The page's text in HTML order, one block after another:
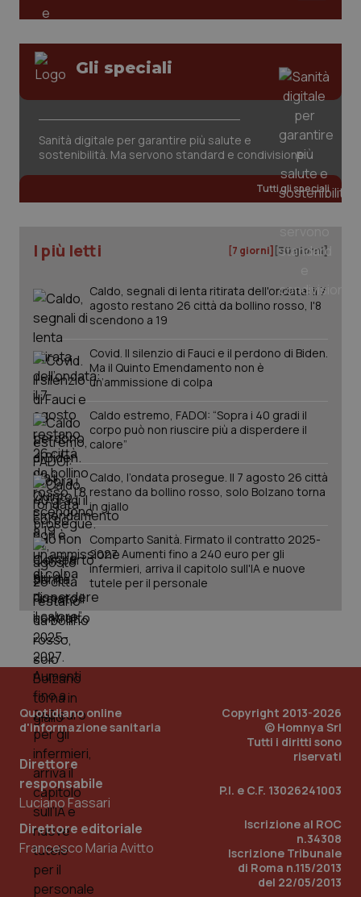
Gli speciali
Sanità digitale per garantire più salute e
sostenibilità. Ma servono standard e condivisione
Tutti gli speciali
I più letti [7 giorni] [30 giorni]
Caldo, segnali di lenta ritirata dell'ondata: il 7
agosto restano 26 città da bollino rosso, l'8
scendono a 19
Covid. Il silenzio di Fauci e il perdono di Biden.
Ma il Quinto Emendamento non è
un’ammissione di colpa
Caldo estremo, FADOI: “Sopra i 40 gradi il
corpo può non riuscire più a disperdere il
calore”
Caldo, l’ondata prosegue. Il 7 agosto 26 città
restano da bollino rosso, solo Bolzano torna
in giallo
Comparto Sanità. Firmato il contratto 2025-
2027. Aumenti fino a 240 euro per gli
infermieri, arriva il capitolo sull'IA e nuove
tutele per il personale
Quotidiano online
d'informazione sanitaria
Direttore
responsabile
Luciano Fassari
Direttore editoriale
Francesco Maria Avitto
Copyright 2013-2026
© Homnya Srl
Tutti i diritti sono
riservati
P.I. e C.F. 13026241003
Iscrizione al ROC
n.34308
Iscrizione Tribunale
di Roma n.115/2013
del 22/05/2013
tracking-sites-ironfish-
tracking-enable
www.quotidianosanita.it
tracking-sites-ironfish-
session-id
www.quotidianosanita.it